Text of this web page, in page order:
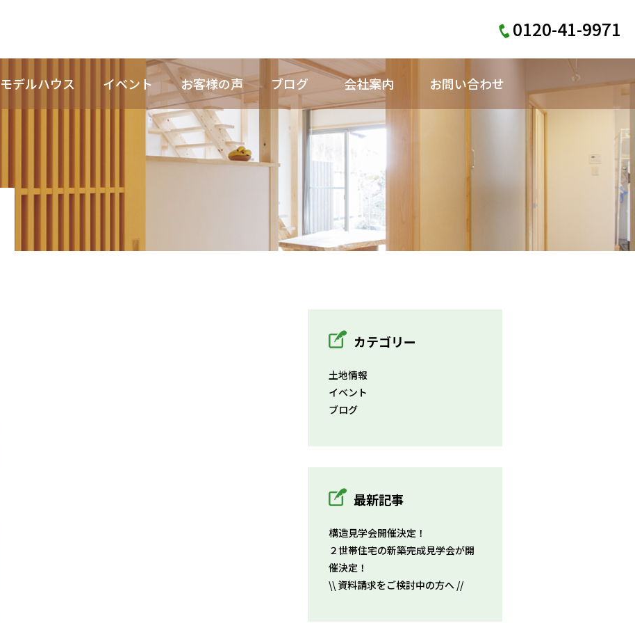
0120-41-9971
モデルハウス イベント お客様の声 ブログ 会社案内 お問い合わせ
カテゴリー
土地情報
イベント
ブログ
最新記事
構造見学会開催決定！
２世帯住宅の新築完成見学会が開
催決定！
\\ 資料請求をご検討中の方へ //